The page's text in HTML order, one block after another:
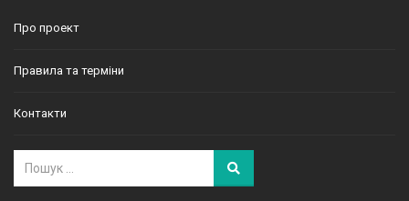
Про проект
Правила та терміни
Контакти